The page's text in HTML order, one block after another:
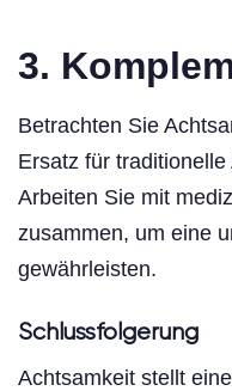
3.
Betrachten Sie
Ersatz für
Arbeiten Sie mit
zusammen, um eine
gewährleisten.
Schlussfolgerung
Achtsamkeit stellt